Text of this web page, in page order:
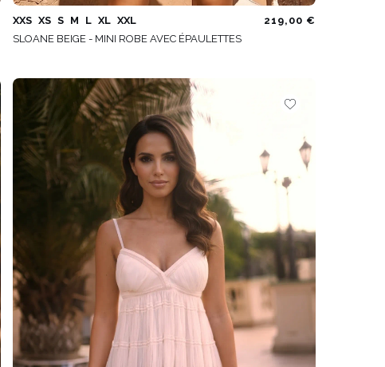
XXS XS S M L XL XXL
219,00 €
SLOANE BEIGE - MINI ROBE AVEC ÉPAULETTES